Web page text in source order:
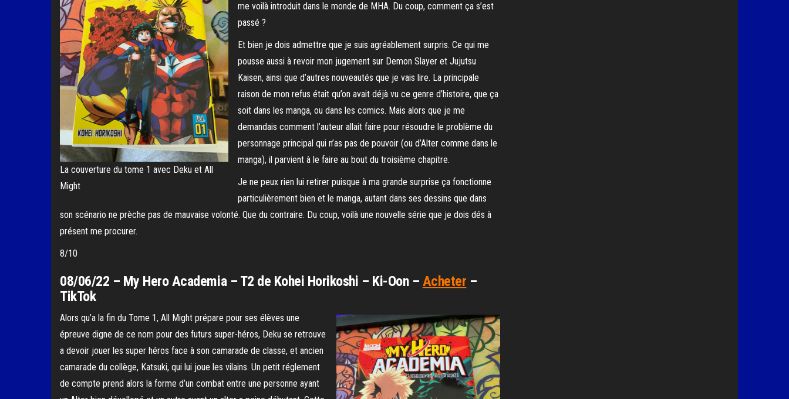
La couverture du tome 1 avec Deku et All
Might
me voilà introduit dans le monde de MHA. Du coup, comment ça s’est
passé ?
Et bien je dois admettre que je suis agréablement surpris. Ce qui me
pousse aussi à revoir mon jugement sur Demon Slayer et Jujutsu
Kaisen, ainsi que d’autres nouveautés que je vais lire. La principale
raison de mon refus était qu’on avait déjà vu ce genre d’histoire, que ça
soit dans les manga, ou dans les comics. Mais alors que je me
demandais comment l’auteur allait faire pour résoudre le problème du
personnage principal qui n’as pas de pouvoir (ou d’Alter comme dans le
manga), il parvient à le faire au bout du troisième chapitre.
Je ne peux rien lui retirer puisque à ma grande surprise ça fonctionne
particulièrement bien et le manga, autant dans ses dessins que dans
son scénario ne prèche pas de mauvaise volonté. Que du contraire. Du coup, voilà une nouvelle série que je dois dés à
présent me procurer.
8/10
08/06/22 – My Hero Academia – T2 de Kohei Horikoshi – Ki-Oon – Acheter –
TikTok
Alors qu’a la fin du Tome 1, All Might prépare pour ses élèves une
épreuve digne de ce nom pour des futurs super-héros, Deku se retrouve
a devoir jouer les super héros face à son camarade de classe, et ancien
camarade du collège, Katsuki, qui lui joue les vilains. Un petit réglement
de compte prend alors la forme d’un combat entre une personne ayant